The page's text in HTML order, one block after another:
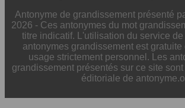
Antonyme de grandissement présenté
2026 - Ces antonymes du mot
titre indicatif. L'utilisation du service
antonymes grandissement est gratuite
usage strictement personnel. Les
grandissement présentés sur ce site
éditoriale de